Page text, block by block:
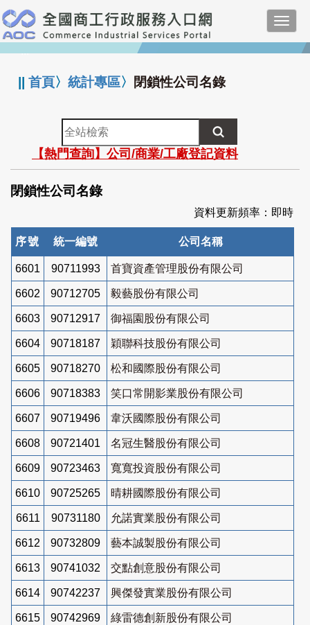
跳
到
主
要
:::
||首頁〉統計專區〉 閉鎖性公司名錄
全
站
檢
索
【熱門查詢】公司/商業/工廠登記資料
閉鎖性公司名錄
資料更新頻率：即時
序號 統一編號 公司名稱
6601 90711993 首寶資產管理股份有限公司
6602 90712705 毅藝股份有限公司
6603 90712917 御福園股份有限公司
6604 90718187 穎聯科技股份有限公司
6605 90718270 松和國際股份有限公司
6606 90718383 笑口常開影業股份有限公司
6607 90719496 韋沃國際股份有限公司
6608 90721401 名冠生醫股份有限公司
6609 90723463 寬寬投資股份有限公司
6610 90725265 晴耕國際股份有限公司
6611 90731180 允諾實業股份有限公司
6612 90732809 藝本誠製股份有限公司
6613 90741032 交點創意股份有限公司
6614 90742237 興傑發實業股份有限公司
6615 90742969 綠雷德創新股份有限公司